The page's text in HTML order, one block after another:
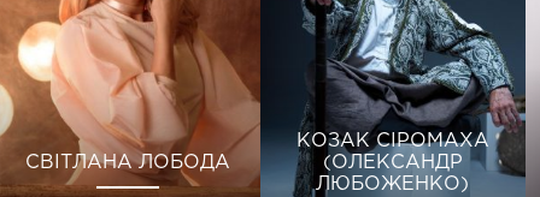
СВІТЛАНА ЛОБОДА
КОЗАК СІРОМАХА
(ОЛЕКСАНДР
ЛЮБОЖЕНКО)